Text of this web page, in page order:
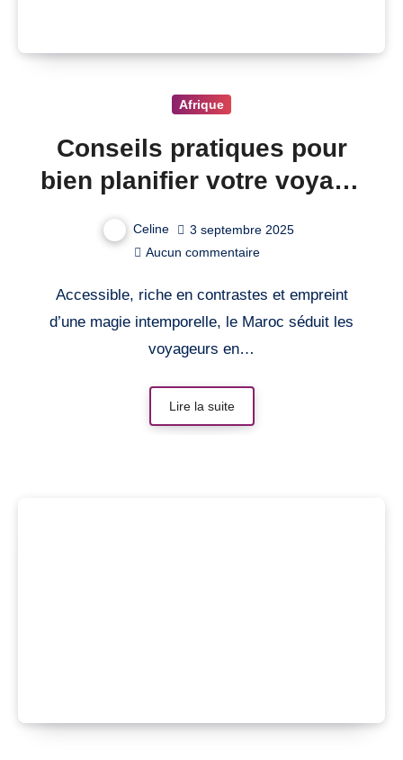
Afrique
Conseils pratiques pour
bien planifier votre voyage
Celine
3 septembre 2025
Aucun commentaire
Accessible, riche en contrastes et empreint
d’une magie intemporelle, le Maroc séduit les
voyageurs en…
Lire la suite